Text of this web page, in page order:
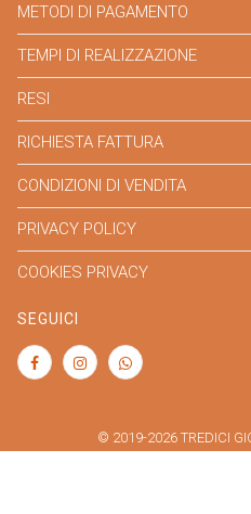
METODI DI PAGAMENTO
TEMPI DI REALIZZAZIONE
RESI
RICHIESTA FATTURA
CONDIZIONI DI VENDITA
PRIVACY POLICY
COOKIES PRIVACY
SEGUICI
© 2019-2026 TREDICI